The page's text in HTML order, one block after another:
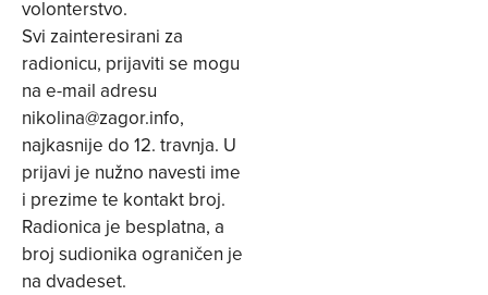
volonterstvo.
Svi zainteresirani za
radionicu, prijaviti se mogu
na e-mail adresu
nikolina@zagor.info,
najkasnije do 12. travnja. U
prijavi je nužno navesti ime
i prezime te kontakt broj.
Radionica je besplatna, a
broj sudionika ograničen je
na dvadeset.